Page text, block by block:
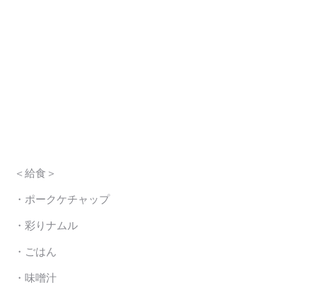
＜給食＞
・ポークケチャップ
・彩りナムル
・ごはん
・味噌汁